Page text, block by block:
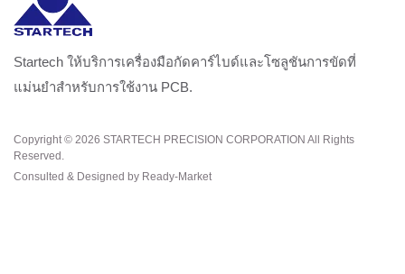
Startech ให้บริการเครื่องมือกัดคาร์ไบด์และโซลูชันการขัดที่
แม่นยำสำหรับการใช้งาน PCB.
Copyright © 2026 STARTECH PRECISION CORPORATION All Rights
Reserved.
Consulted & Designed by Ready-Market